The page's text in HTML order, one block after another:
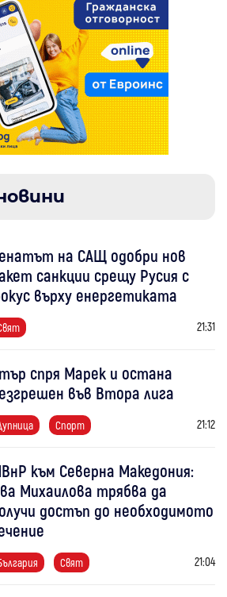
на САЩ одобри нов
санкции срещу Русия с
върху енергетиката
21:31
спря Марек и остана
във Втора лига
Спорт 21:12
към Северна Македония:
Михаилова трябва да
достъп до необходимото
Свят 21:04